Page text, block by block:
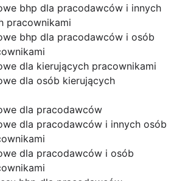
bhp dla pracodawców i innych
pracownikami
bhp dla pracodawców i osób
dla kierujących pracownikami
dla osób kierujących
dla pracodawców
dla pracodawców i innych osób
dla pracodawców i osób